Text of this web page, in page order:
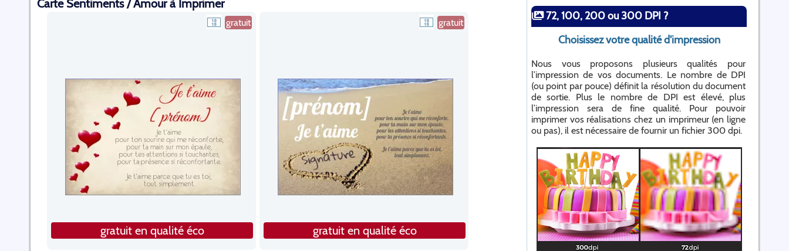
Carte Sentiments / Amour à Imprimer
gratuit
gratuit en qualité éco
gratuit
gratuit en qualité éco
72, 100, 200 ou 300 DPI ?
Choisissez votre qualité d'impression
Nous vous proposons plusieurs qualités pour
l’impression de vos documents. Le nombre de DPI
(ou point par pouce) définit la résolution du document
de sortie. Plus le nombre de DPI est élevé, plus
l’impression sera de fine qualité. Pour pouvoir
imprimer vos réalisations chez un imprimeur (en ligne
ou pas), il est nécessaire de fournir un fichier 300 dpi.